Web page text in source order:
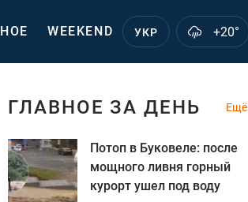
WEEKEND УКР +20°
ГЛАВНОЕ ЗА ДЕНЬ Ещё
Потоп в Буковеле: после
мощного ливня горный
курорт ушел под воду